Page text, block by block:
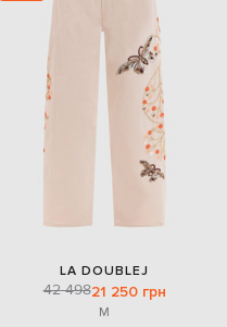
LA DOUBLEJ
42 49821 250 грн
M